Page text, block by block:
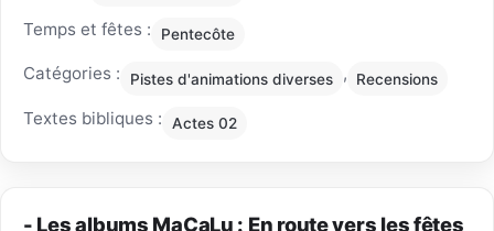
Temps et fêtes : Pentecôte
Catégories : Pistes d'animations diverses , Recensions
Textes bibliques : Actes 02
- Les albums MaCaLu : En route vers les fêtes